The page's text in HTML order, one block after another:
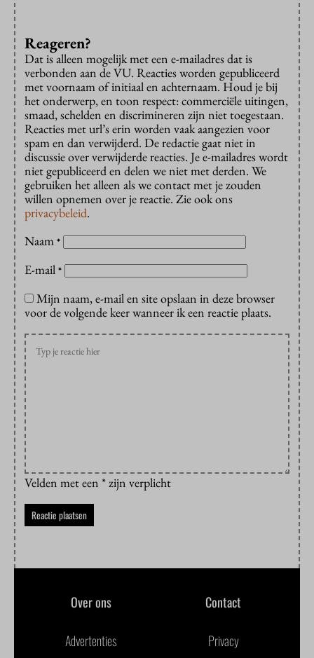
Reageren?
Dat is alleen mogelijk met een e-mailadres dat is
verbonden aan de VU. Reacties worden gepubliceerd
met voornaam of initiaal en achternaam. Houd je bij
het onderwerp, en toon respect: commerciële uitingen,
smaad, schelden en discrimineren zijn niet toegestaan.
Reacties met url’s erin worden vaak aangezien voor
spam en dan verwijderd. De redactie gaat niet in
discussie over verwijderde reacties. Je e-mailadres wordt
niet gepubliceerd en delen we niet met derden. We
gebruiken het alleen als we contact met je zouden
willen opnemen over je reactie. Zie ook ons
privacybeleid.
Naam *
E-mail *
Mijn naam, e-mail en site opslaan in deze browser
voor de volgende keer wanneer ik een reactie plaats.
Velden met een * zijn verplicht
Over ons Contact
Advertenties Privacy